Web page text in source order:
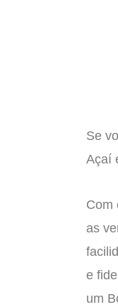
Se
Açaí
Com
as
e
um